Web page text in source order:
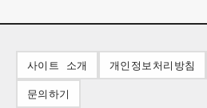
사이트 소개 개인정보처리방침
문의하기